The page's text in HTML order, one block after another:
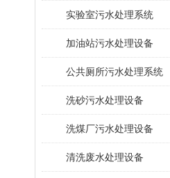
​实验室污水处理系统
加油站污水处理设备
公共厕所污水处理系统
洗砂污水处理设备
洗煤厂污水处理设备
清洗废水处理设备